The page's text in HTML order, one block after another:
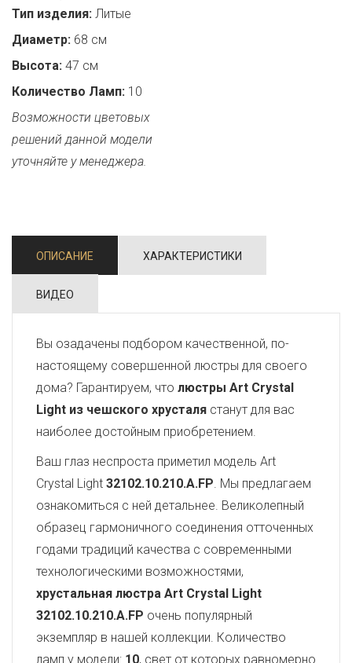
Тип изделия: Литые
Диаметр: 68 см
Высота: 47 см
Количество Ламп: 10
Возможности цветовых
решений данной модели
уточняйте у менеджера.
ОПИСАНИЕ ХАРАКТЕРИСТИКИ
ВИДЕО
Вы озадачены подбором качественной, по-
настоящему совершенной люстры для своего
дома? Гарантируем, что люстры Art Crystal
Light из чешского хрусталя станут для вас
наиболее достойным приобретением.
Ваш глаз неспроста приметил модель Art
Crystal Light 32102.10.210.A.FP. Мы предлагаем
ознакомиться с ней детальнее. Великолепный
образец гармоничного соединения отточенных
годами традиций качества с современными
технологическими возможностями,
хрустальная люстра Art Crystal Light
32102.10.210.A.FP очень популярный
экземпляр в нашей коллекции. Количество
ламп у модели: 10, свет от которых равномерно